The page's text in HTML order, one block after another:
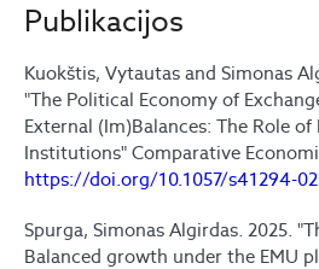
Publikacijos
Kuokštis, Vytautas and Simonas
"The Political Economy of
External (Im)Balances: The Role
Institutions" Comparative
https://doi.org/10.1057/s41294-
Spurga, Simonas Algirdas. 2025.
Balanced growth under the EMU